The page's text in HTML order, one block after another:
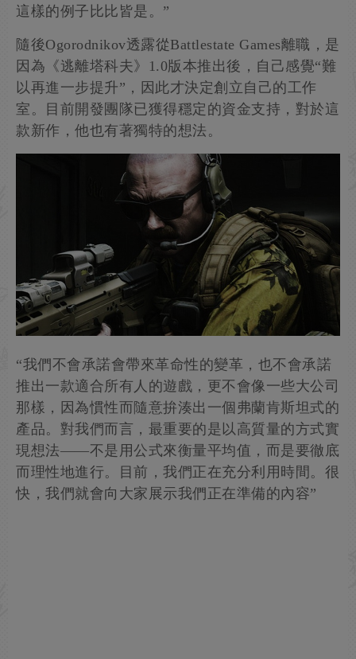
這樣的例子比比皆是。”
隨後Ogorodnikov透露從Battlestate Games離職，是
因為《逃離塔科夫》1.0版本推出後，自己感覺“難
以再進一步提升”，因此才決定創立自己的工作
室。目前開發團隊已獲得穩定的資金支持，對於這
款新作，他也有著獨特的想法。
“我們不會承諾會帶來革命性的變革，也不會承諾
推出一款適合所有人的遊戲，更不會像一些大公司
那樣，因為慣性而隨意拚湊出一個弗蘭肯斯坦式的
產品。對我們而言，最重要的是以高質量的方式實
現想法——不是用公式來衡量平均值，而是要徹底
而理性地進行。目前，我們正在充分利用時間。很
快，我們就會向大家展示我們正在準備的內容”